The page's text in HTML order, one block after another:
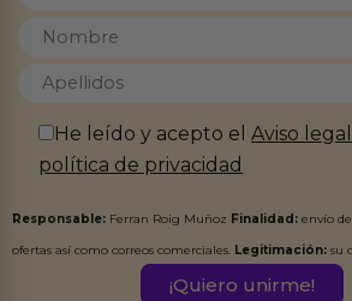
He leído y acepto elAviso legal
política de privacidad
Responsable: Ferran Roig Muñoz Finalidad: envío
ofertas así como correos comerciales. Legitimación: su
Destinatarios:Ferran Roig Muñoz.